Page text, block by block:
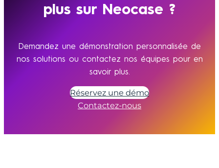
plus sur Neocase ?
Demandez une démonstration personnalisée de
nos solutions ou contactez nos équipes pour en
savoir plus.
Réservez une démo
Contactez-nous